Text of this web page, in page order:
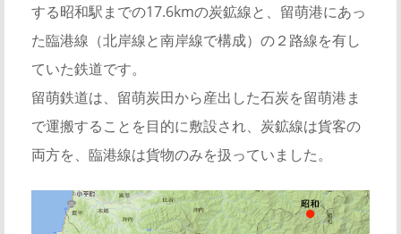
する昭和駅までの17.6kmの炭鉱線と、留萌港にあっ
た臨港線（北岸線と南岸線で構成）の２路線を有し
ていた鉄道です。
留萌鉄道は、留萌炭田から産出した石炭を留萌港ま
で運搬することを目的に敷設され、炭鉱線は貨客の
両方を、臨港線は貨物のみを扱っていました。